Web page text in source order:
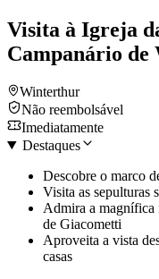
Visita à Igreja
Campanário
Winterthur
Não reembolsável
Imediatamente
Destaques
Descobre o marco
Visita as sepulturas
Admira a magnífica
de Giacometti
Aproveita a vista
casas